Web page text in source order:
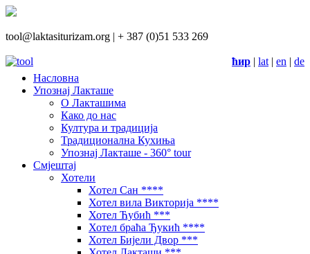
tool@laktasiturizam.org | + 387 (0)51 533 269
ћир | lat | en | de
Насловна
Упознај Лакташе
О Лакташима
Како до нас
Култура и традиција
Традиционална Кухиња
Упознај Лакташе - 360° tour
Смјештај
Хотели
Хотел Сан ****
Хотел вила Викторија ****
Хотел Ћубић ***
Хотел браћа Ђукић ****
Хотел Бијели Двор ***